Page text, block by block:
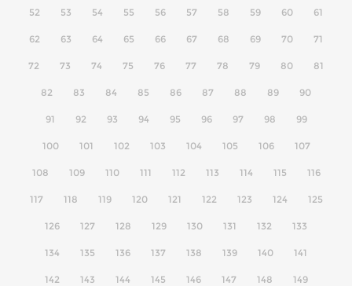
52 53 54 55 56 57 58 59 60 61
62 63 64 65 66 67 68 69 70 71
72 73 74 75 76 77 78 79 80 81
82 83 84 85 86 87 88 89 90
91 92 93 94 95 96 97 98 99
100 101 102 103 104 105 106 107
108 109 110 111 112 113 114 115 116
117 118 119 120 121 122 123 124 125
126 127 128 129 130 131 132 133
134 135 136 137 138 139 140 141
142 143 144 145 146 147 148 149